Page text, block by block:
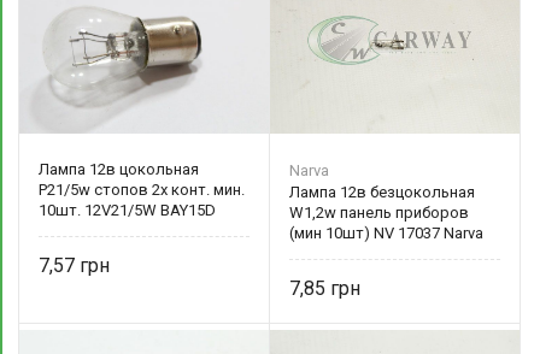
Лампа 12в цокольная
P21/5w стопов 2х конт. мин.
10шт. 12V21/5W BAY15D
7,57
Narva
Лампа 12в безцокольная
W1,2w панель приборов
(мин 10шт) NV 17037 Narva
7,85